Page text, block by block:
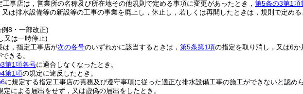
工事店は，営業所の名称及び所在地その他規則で定める事項に変更があったとき， 第5条の3第1項
は排水設備等の新設等の工事の事業を廃止し，休止し，若しくは再開したときは，規則で定め
8・一部改正)
又は一時停止)
は，指定工事店が次の各号のいずれかに該当するときは， 第5条第1項の指定を取り消し，又は6
きる。
第1項各号に適合しなくなったとき。
第1項の規定に違反したとき。
に規定する指定工事店の責務及び遵守事項に従った適正な排水設備工事の施工ができないと認めら
定による届出をせず，又は虚偽の届出をしたとき。